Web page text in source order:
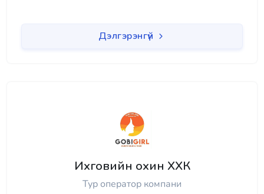
Дэлгэрэнгүй
Ихговийн охин ХХК
Тур оператор компани